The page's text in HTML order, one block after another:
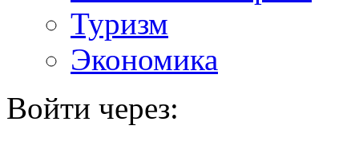
Туризм
Экономика
Войти через: